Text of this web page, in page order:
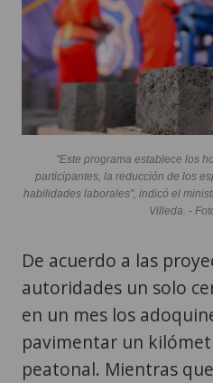
"Este programa establece los
participantes, la reducción de los
habilidades laborales", indicó el
Villeda. -
De acuerdo a las
autoridades un solo
en un mes los
pavimentar un
peatonal. Mientras